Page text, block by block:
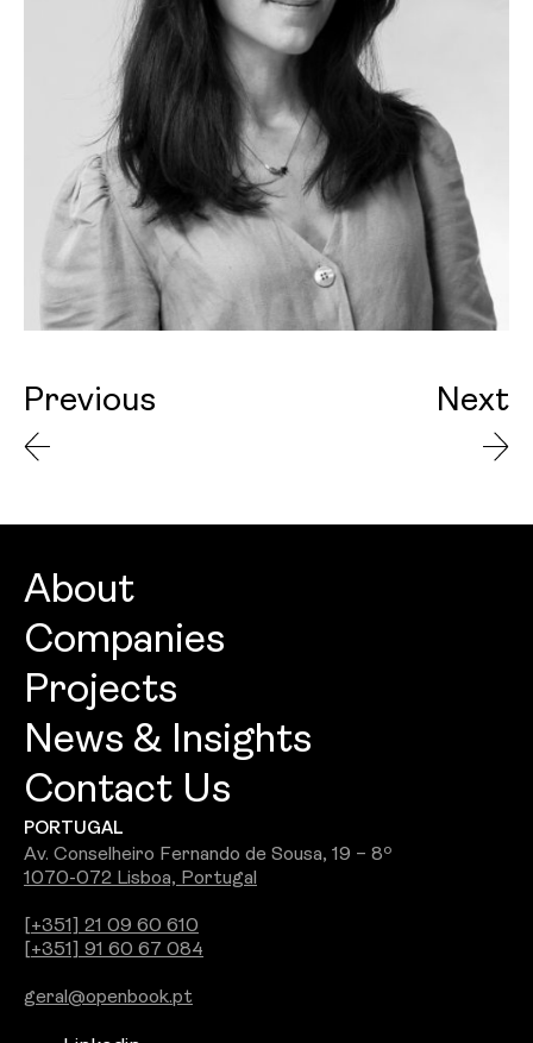
Previous Next
About
About
Culture
People
Careers
Awards
Companies
Openbook Architecture
Openbook Design
Openbook Engineering
Openbook Real Estate
Integra PDS
Ground Up
Projects
News & Insights
Best Commercial Firm 2026: Openbook
Wins Jury Award
See all
Contact Us
PORTUGAL
Av. Conselheiro Fernando de Sousa, 19 – 8º
1070-072 Lisboa, Portugal
[+351] 21 09 60 610
[+351] 91 60 67 084
geral@openbook.pt